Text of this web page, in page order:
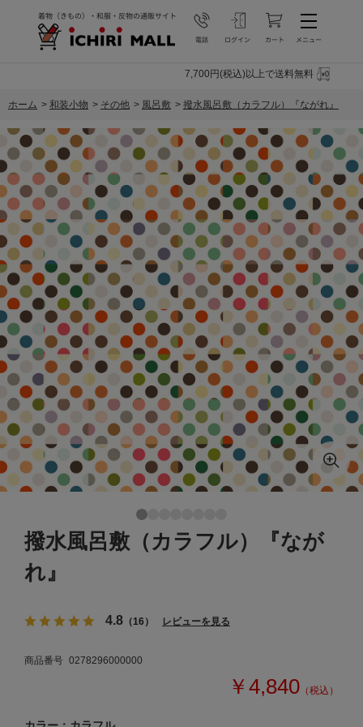
7,700円(税込)以上で送料無料
ホーム > 和装小物 > その他 > 風呂敷 > 撥水風呂敷（カラフル）『ながれ』
撥水風呂敷（カラフル）『なが
れ』
4.8 （16） レビューを見る
商品番号 0278296000000
￥4,840 （税込）